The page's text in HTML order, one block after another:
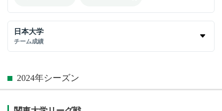
日本大学
チーム成績
2024年シーズン